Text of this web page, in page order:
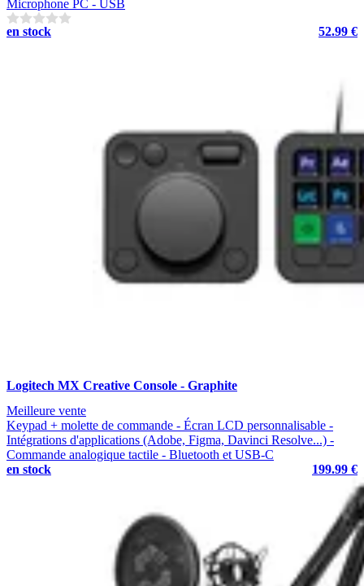
Microphone PC - USB
en stock
52.99 €
Logitech MX Creative Console - Graphite
Meilleure vente
Keypad + molette de commande - Écran LCD personnalisable -
Intégrations d'applications (Adobe, Figma, Davinci Resolve...) -
Commande analogique tactile - Bluetooth et USB-C
en stock
199.99 €